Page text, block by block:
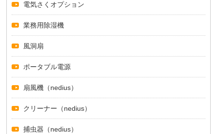
電気さくオプション
業務用除湿機
風洞扇
ポータブル電源
扇風機（nedius）
クリーナー（nedius）
捕虫器（nedius）